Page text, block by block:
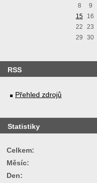
8
9
15
16
22
23
29
30
RSS
Přehled zdrojů
Statistiky
Celkem:
Měsíc:
Den: